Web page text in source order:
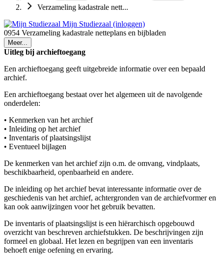
Verzameling kadastrale nett...
Mijn Studiezaal (inloggen)
0954 Verzameling kadastrale netteplans en bijbladen
Meer...
Uitleg bij archieftoegang
Een archieftoegang geeft uitgebreide informatie over een bepaald
archief.
Een archieftoegang bestaat over het algemeen uit de navolgende
onderdelen:
• Kenmerken van het archief
• Inleiding op het archief
• Inventaris of plaatsingslijst
• Eventueel bijlagen
De kenmerken van het archief zijn o.m. de omvang, vindplaats,
beschikbaarheid, openbaarheid en andere.
De inleiding op het archief bevat interessante informatie over de
geschiedenis van het archief, achtergronden van de archiefvormer en
kan ook aanwijzingen voor het gebruik bevatten.
De inventaris of plaatsingslijst is een hiërarchisch opgebouwd
overzicht van beschreven archiefstukken. De beschrijvingen zijn
formeel en globaal. Het lezen en begrijpen van een inventaris
behoeft enige oefening en ervaring.